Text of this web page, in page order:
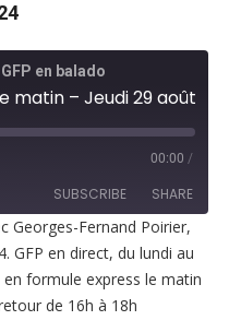
GFP en balado
matin – Jeudi 29 août
00:00 /
SUBSCRIBE SHARE
Georges-Fernand Poirier,
GFP en direct, du lundi au
en formule express le matin
de 16h à 18h